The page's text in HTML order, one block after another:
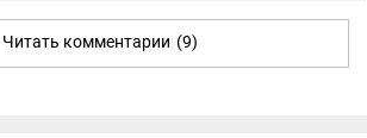
Читать комментарии (9)